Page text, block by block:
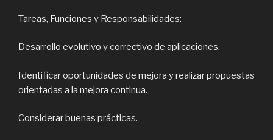
Tareas, Funciones y Responsabilidades:
Desarrollo evolutivo y correctivo de aplicaciones.
Identificar oportunidades de mejora y realizar propuestas
orientadas a la mejora continua.
Considerar buenas prácticas.